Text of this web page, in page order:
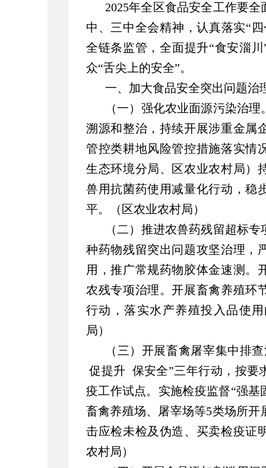
2025年全区食品安全工作要
中、三中全会精神，认真落实“
全链条监管，全面提升“食安淄
众“舌尖上的安全”。
一、加大食品安全突出问题治
（一）强化农业面源污染治
溯源和整治，持续开展涉重金属
管控类耕地风险管控措施落实情
生态环境分局、区农业农村局）
兽用抗菌药使用减量化行动，稳
平。（区农业农村局）
（二）推进农兽药残留超标
种药物残留突出问题攻坚治理，
用，推广常规药物胶体金速测。
农残专项治理。开展畜禽养殖环
行动，落实水产养殖投入品使
局）
（三）开展畜禽屠宰集中排
促提升 保安全”三年行动，按要
疫工作试点。实施检疫监督“强
畜禽养殖场、屠宰场等5类场所
击应检未检及伪造、买卖检疫证
农村局）